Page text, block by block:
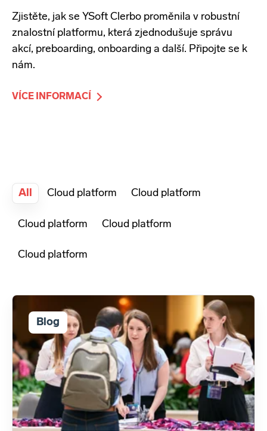
Zjistěte, jak se YSoft Clerbo proměnila v robustní
znalostní platformu, která zjednodušuje správu
akcí, preboarding, onboarding a další. Připojte se k
nám.
VÍCE INFORMACÍ
All Cloud platform Cloud platform
Cloud platform Cloud platform
Cloud platform
Blog